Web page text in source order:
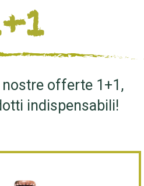
offerte 1+1,
indispensabili!